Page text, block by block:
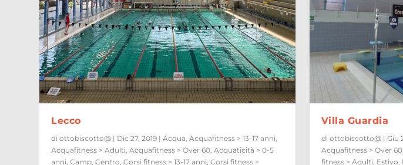
Lecco
diottobiscotto@ | Dic 27, 2019 |Acqua,Acquafitness > 13-17 anni,
Acquafitness > Adulti,Acquafitness > Over 60,Acquaticità > 0-5
anni,Camp,Centro,Corsi fitness > 13-17 anni,Corsi fitness >
Villa Guardia
di ottobiscotto@| Giu
Acquafitness > Over 60,
fitness > Adulti, Estivo,